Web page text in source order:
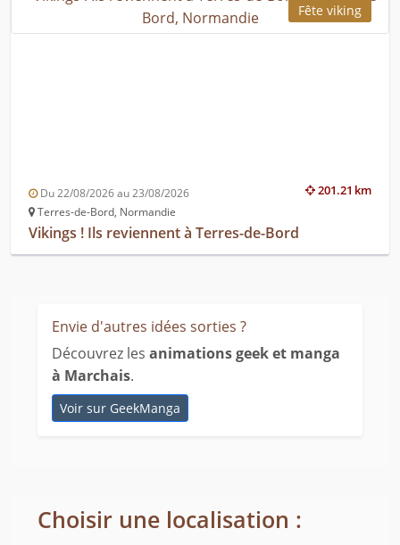
Fête viking
201.21 km
Du 22/08/2026 au 23/08/2026
Terres-de-Bord, Normandie
Vikings ! Ils reviennent à Terres-de-Bord
Envie d'autres idées sorties ?
Découvrez les animations geek et manga
à Marchais.
Voir sur GeekManga
Choisir une localisation :